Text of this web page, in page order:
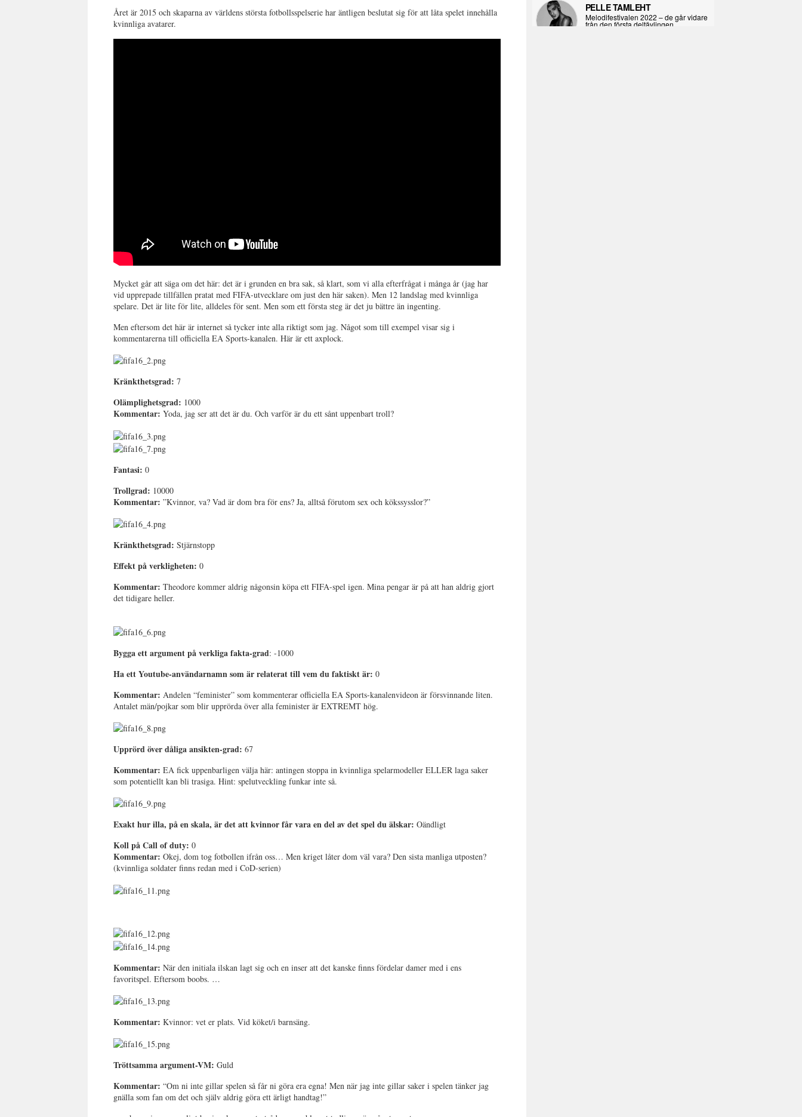
Året är 2015 och skaparna av världens största fotbollsspelserie har äntligen beslutat sig för att låta spelet innehålla
kvinnliga avatarer.
Mycket går att säga om det här: det är i grunden en bra sak, så klart, som vi alla efterfrågat i många år (jag har
vid upprepade tillfällen pratat med FIFA-utvecklare om just den här saken). Men 12 landslag med kvinnliga
spelare. Det är lite för lite, alldeles för sent. Men som ett första steg är det ju bättre än ingenting.
Men eftersom det här är internet så tycker inte alla riktigt som jag. Något som till exempel visar sig i
kommentarerna till officiella EA Sports-kanalen. Här är ett axplock.
Kränkthetsgrad: 7
Olämplighetsgrad: 1000
Kommentar:Yoda, jag ser att det är du. Och varför är du ett sånt uppenbart troll?
Fantasi: 0
Trollgrad: 10000
Kommentar:”Kvinnor, va? Vad är dom bra för ens? Ja, alltså förutom sex och kökssysslor?”
Kränkthetsgrad: Stjärnstopp
Effekt på verkligheten: 0
Kommentar:Theodore kommer aldrig någonsin köpa ett FIFA-spel igen. Mina pengar är på att han aldrig gjort
det tidigare heller.
Bygga ett argument på verkliga fakta-grad: -1000
Ha ett Youtube-användarnamn som är relaterat till vem du faktiskt är: 0
Kommentar:Andelen “feminister” som kommenterar officiella EA Sports-kanalenvideon är försvinnande liten.
Antalet män/pojkar som blir upprörda över alla feminister är EXTREMT hög.
Upprörd över dåliga ansikten-grad: 67
Kommentar:EA fick uppenbarligen välja här: antingen stoppa in kvinnliga spelarmodeller ELLER laga saker
som potentiellt kan bli trasiga. Hint: spelutveckling funkar inte så.
Exakt hur illa, på en skala, är det att kvinnor får vara en del av det spel du älskar:Oändligt
Koll på Call of duty: 0
Kommentar:Okej, dom tog fotbollen ifrån oss… Men kriget låter dom väl vara? Den sista manliga utposten?
(kvinnliga soldater finns redan med i CoD-serien)
Kommentar:När den initiala ilskan lagt sig och en inser att det kanske finns fördelar damer med i ens
favoritspel. Eftersom boobs. …
Kommentar:Kvinnor: vet er plats. Vid köket/i barnsäng.
Tröttsamma argument-VM: Guld
Kommentar:“Om ni inte gillar spelen så får ni göra era egna! Men när jag inte gillar saker i spelen tänker jag
gnälla som fan om det och själv aldrig göra ett ärligt handtag!”
PELLE TAMLEHT
Melodifestivalen 2022 – de går vidare
från den första deltävlingen